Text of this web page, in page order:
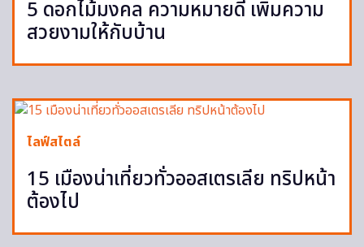
5 ดอกไม้มงคล ความหมายดี เพิ่มความ
สวยงามให้กับบ้าน
ไลฟ์สไตล์
15 เมืองน่าเที่ยวทั่วออสเตรเลีย ทริปหน้า
ต้องไป